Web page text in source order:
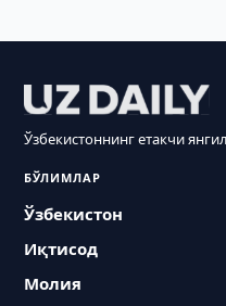
Ўзбекистоннинг етакчи
БЎЛИМЛАР
Ўзбекистон
Иқтисод
Молия